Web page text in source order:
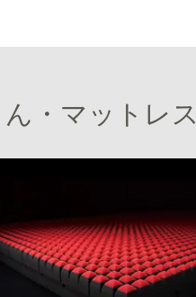
・マットレス